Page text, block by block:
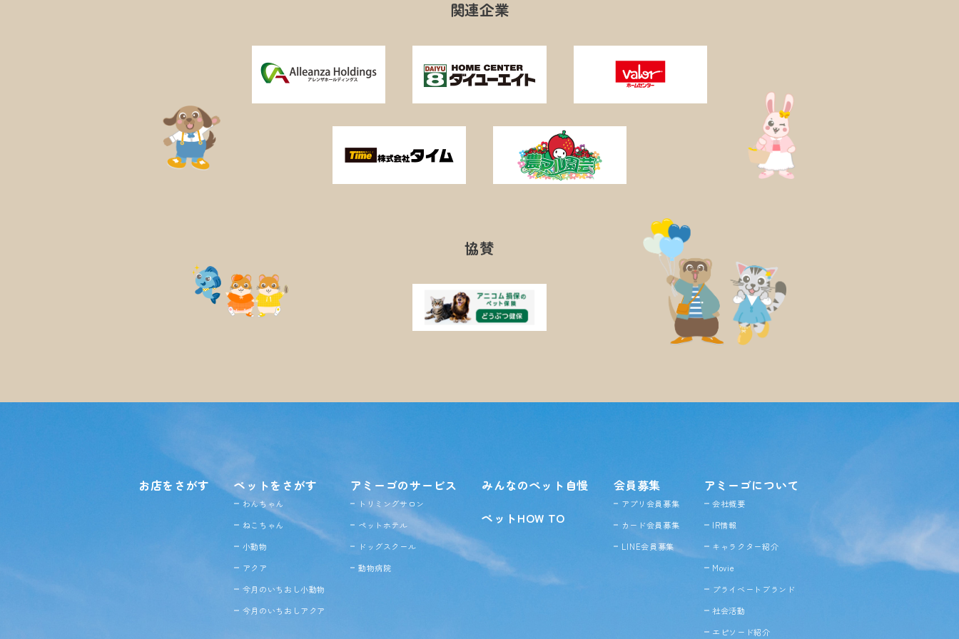
関連企業
協賛
お店をさがす ペットをさがす
わんちゃん
ねこちゃん
小動物
アクア
今月のいちおし小動物
今月のいちおしアクア
アミーゴのサービス
トリミングサロン
ペットホテル
ドッグスクール
動物病院
みんなのペット自慢
ペットHOW TO
会員募集
アプリ会員募集
カード会員募集
LINE会員募集
アミーゴについて
会社概要
IR情報
キャラクター紹介
Movie
プライベートブランド
社会活動
エピソード紹介